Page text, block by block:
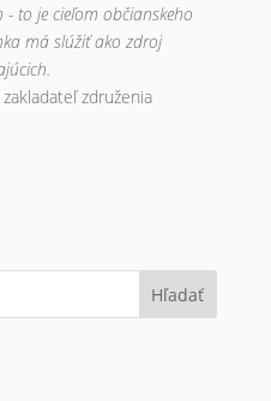
to je cieľom občianskeho
má slúžiť ako zdroj
zakladateľ združenia
Hľadať